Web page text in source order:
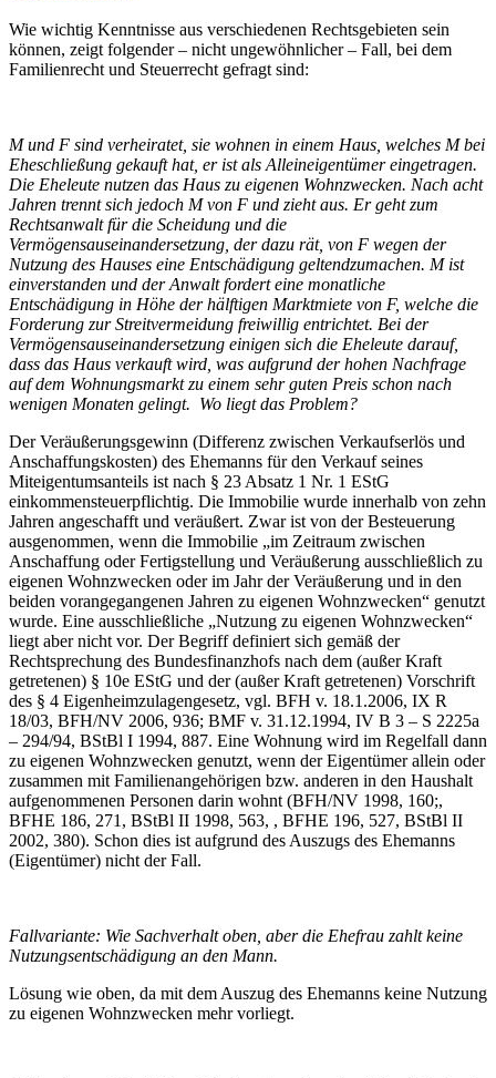
Wie wichtig Kenntnisse aus verschiedenen Rechtsgebieten sein
können, zeigt folgender – nicht ungewöhnlicher – Fall, bei dem
Familienrecht und Steuerrecht gefragt sind:
M und F sind verheiratet, sie wohnen in einem Haus, welches M bei
Eheschließung gekauft hat, er ist als Alleineigentümer eingetragen.
Die Eheleute nutzen das Haus zu eigenen Wohnzwecken. Nach acht
Jahren trennt sich jedoch M von F und zieht aus. Er geht zum
Rechtsanwalt für die Scheidung und die
Vermögensauseinandersetzung, der dazu rät, von F wegen der
Nutzung des Hauses eine Entschädigung geltendzumachen. M ist
einverstanden und der Anwalt fordert eine monatliche
Entschädigung in Höhe der hälftigen Marktmiete von F, welche die
Forderung zur Streitvermeidung freiwillig entrichtet. Bei der
Vermögensauseinandersetzung einigen sich die Eheleute darauf,
dass das Haus verkauft wird, was aufgrund der hohen Nachfrage
auf dem Wohnungsmarkt zu einem sehr guten Preis schon nach
wenigen Monaten gelingt. Wo liegt das Problem?
Der Veräußerungsgewinn (Differenz zwischen Verkaufserlös und
Anschaffungskosten) des Ehemanns für den Verkauf seines
Miteigentumsanteils ist nach § 23 Absatz 1 Nr. 1 EStG
einkommensteuerpflichtig. Die Immobilie wurde innerhalb von zehn
Jahren angeschafft und veräußert. Zwar ist von der Besteuerung
ausgenommen, wenn die Immobilie „im Zeitraum zwischen
Anschaffung oder Fertigstellung und Veräußerung ausschließlich zu
eigenen Wohnzwecken oder im Jahr der Veräußerung und in den
beiden vorangegangenen Jahren zu eigenen Wohnzwecken“ genutzt
wurde. Eine ausschließliche „Nutzung zu eigenen Wohnzwecken“
liegt aber nicht vor. Der Begriff definiert sich gemäß der
Rechtsprechung des Bundesfinanzhofs nach dem (außer Kraft
getretenen) § 10e EStG und der (außer Kraft getretenen) Vorschrift
des § 4 Eigenheimzulagengesetz, vgl. BFH v. 18.1.2006, IX R
18/03, BFH/NV 2006, 936; BMF v. 31.12.1994, IV B 3 – S 2225a
– 294/94, BStBl I 1994, 887. Eine Wohnung wird im Regelfall dann
zu eigenen Wohnzwecken genutzt, wenn der Eigentümer allein oder
zusammen mit Familienangehörigen bzw. anderen in den Haushalt
aufgenommenen Personen darin wohnt (BFH/NV 1998, 160;,
BFHE 186, 271, BStBl II 1998, 563, , BFHE 196, 527, BStBl II
2002, 380). Schon dies ist aufgrund des Auszugs des Ehemanns
(Eigentümer) nicht der Fall.
Fallvariante: Wie Sachverhalt oben, aber die Ehefrau zahlt keine
Nutzungsentschädigung an den Mann.
Lösung wie oben, da mit dem Auszug des Ehemanns keine Nutzung
zu eigenen Wohnzwecken mehr vorliegt.